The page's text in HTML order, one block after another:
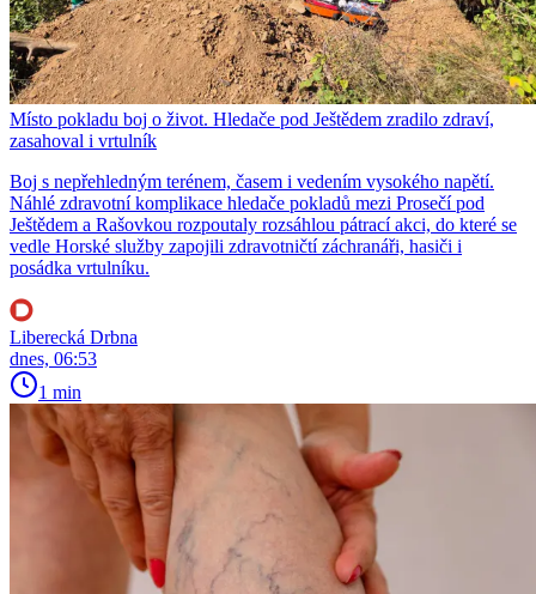
Místo pokladu boj o život. Hledače pod Ještědem zradilo zdraví,
zasahoval i vrtulník
Boj s nepřehledným terénem, časem i vedením vysokého napětí.
Náhlé zdravotní komplikace hledače pokladů mezi Prosečí pod
Ještědem a Rašovkou rozpoutaly rozsáhlou pátrací akci, do které se
vedle Horské služby zapojili zdravotničtí záchranáři, hasiči i
posádka vrtulníku.
Liberecká Drbna
dnes, 06:53
1 min